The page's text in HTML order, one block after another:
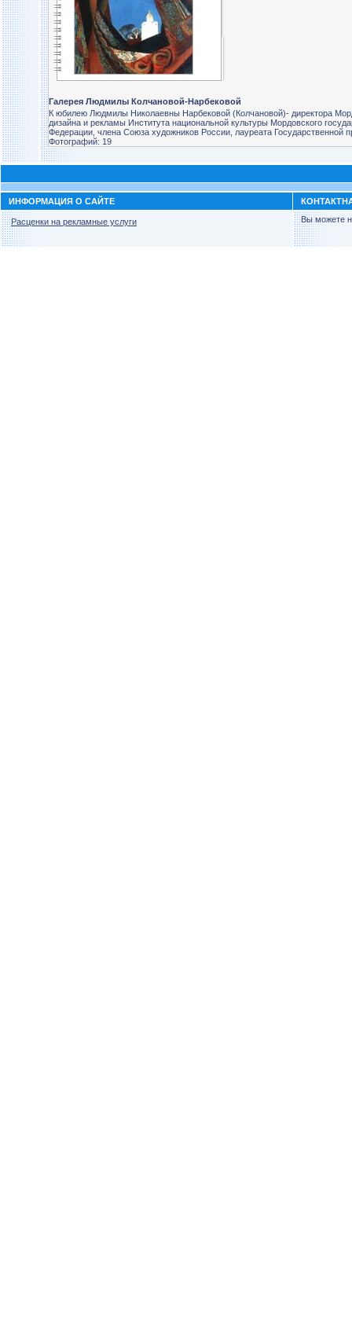
Галерея Людмилы Колчановой-Нарбековой
К юбилею Людмилы Николаевны Нарбековой (Колчановой)- директора
дизайна и рекламы Института национальной культуры Мордовского
Федерации, члена Союза художников России, лауреата Государственной
Фотографий: 19
ИНФОРМАЦИЯ О САЙТЕ
Расценки на рекламные услуги Вы можете